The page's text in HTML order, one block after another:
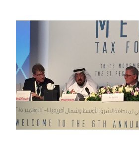
ضريبة القيمة المضافة
التصرفات العقارية